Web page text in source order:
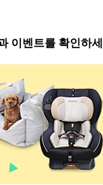
이벤트를 확인하